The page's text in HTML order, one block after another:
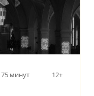
75 минут 12+